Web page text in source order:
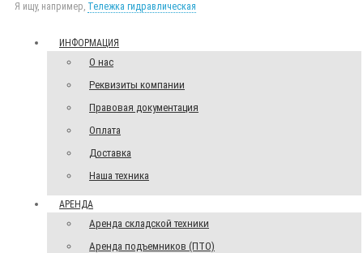
Я ищу, например, Тележка гидравлическая
ИНФОРМАЦИЯ
О нас
Реквизиты компании
Правовая документация
Оплата
Доставка
Наша техника
АРЕНДА
Аренда складской техники
Аренда подъемников (ПТО)